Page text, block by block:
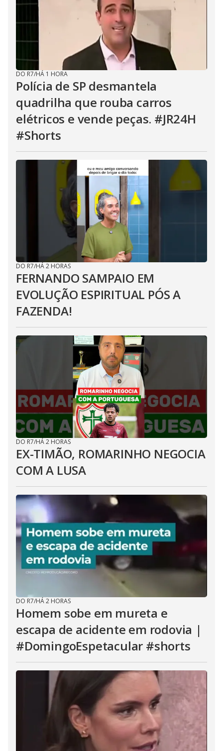
DO R7/HÁ 1 HORA
Polícia de SP desmantela
quadrilha que rouba carros
elétricos e vende peças. #JR24H
#Shorts
DO R7/HÁ 2 HORAS
FERNANDO SAMPAIO EM
EVOLUÇÃO ESPIRITUAL PÓS A
FAZENDA!
DO R7/HÁ 2 HORAS
EX-TIMÃO, ROMARINHO NEGOCIA
COM A LUSA
DO R7/HÁ 2 HORAS
Homem sobe em mureta e
escapa de acidente em rodovia |
#DomingoEspetacular #shorts